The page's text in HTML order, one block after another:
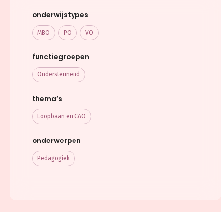
onderwijstypes
MBO PO VO
functiegroepen
Ondersteunend
thema’s
Loopbaan en CAO
onderwerpen
Pedagogiek